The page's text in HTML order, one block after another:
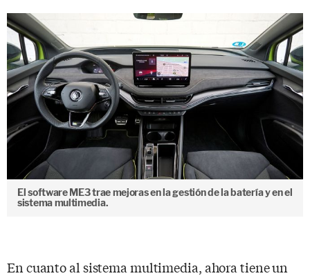
El software ME3 trae mejoras en la gestión de la batería y en el
sistema multimedia.
En cuanto al sistema multimedia, ahora tiene un